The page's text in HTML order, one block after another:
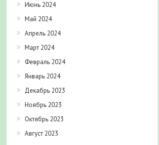
Июнь 2024
Май 2024
Апрель 2024
Март 2024
Февраль 2024
Январь 2024
Декабрь 2023
Ноябрь 2023
Октябрь 2023
Август 2023